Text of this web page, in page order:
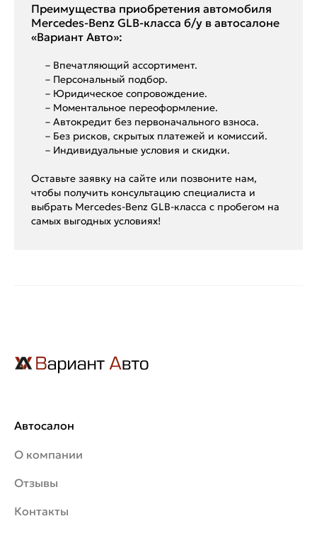
Преимущества приобретения автомобиля
Mercedes-Benz GLB-класса б/у в автосалоне
«Вариант Авто»:
– Впечатляющий ассортимент.
– Персональный подбор.
– Юридическое сопровождение.
– Моментальное переоформление.
– Автокредит без первоначального взноса.
– Без рисков, скрытых платежей и комиссий.
– Индивидуальные условия и скидки.
Оставьте заявку на сайте или позвоните нам,
чтобы получить консультацию специалиста и
выбрать Mercedes-Benz GLB-класса с пробегом на
самых выгодных условиях!
Автосалон
О компании
Отзывы
Контакты